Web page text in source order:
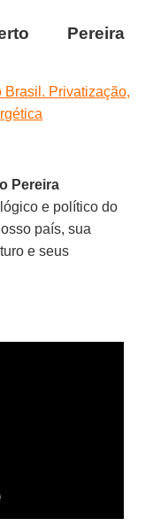
Pereira
Brasil. Privatização,
Pereira
e político do
país, sua
e seus